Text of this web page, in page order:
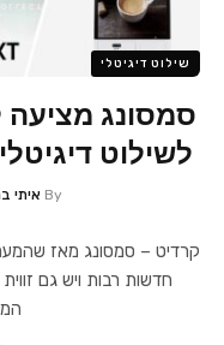
שילוט דיגיטלי
סמסונג
לשילוט דיגיטלי VXT לחודשיים בחינם
By איתי
קרדיט – סמסונג מאז
חדשות רבות ויש גם